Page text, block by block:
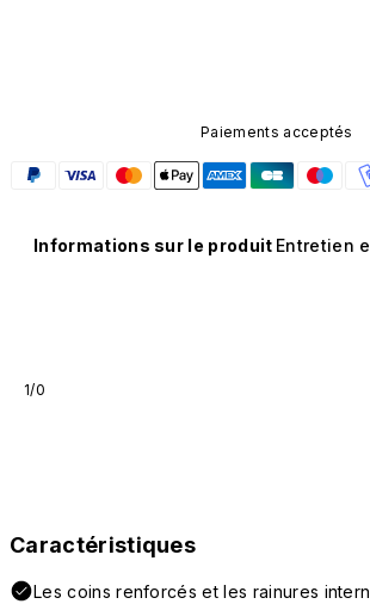
Paiements acceptés
Informations sur le produit Entretien
1/0
Caractéristiques
Les coins renforcés et les rainures